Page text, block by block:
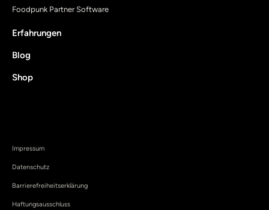
Foodpunk Partner Software
Erfahrungen
Blog
Shop
Impressum
Datenschutz
Barrierefreiheitserklärung
Haftungsausschluss